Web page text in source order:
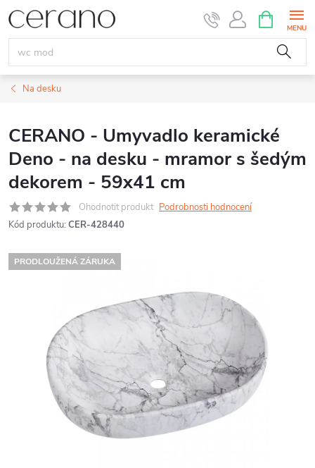
Přejít
na
obsah
NÁKUPNÍ
KOŠÍK
Na desku
CERANO - Umyvadlo keramické
Deno - na desku - mramor s šedým
dekorem - 59x41 cm
Ohodnotit produkt Podrobnosti hodnocení
Kód produktu: CER-428440
PRODLOUŽENÁ ZÁRUKA